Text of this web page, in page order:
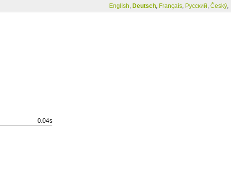
English, Deutsch, Français, Русский, Český,
0.04s